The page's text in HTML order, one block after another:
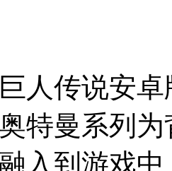
人传说安
特曼系列
入到游戏